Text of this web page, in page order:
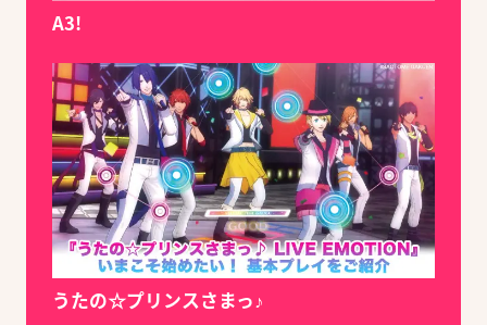
A3!
うたの☆プリンスさまっ♪